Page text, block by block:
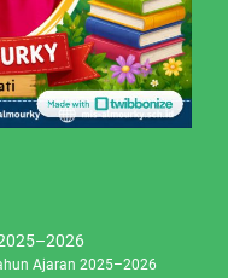
Ajaran 2025–2026